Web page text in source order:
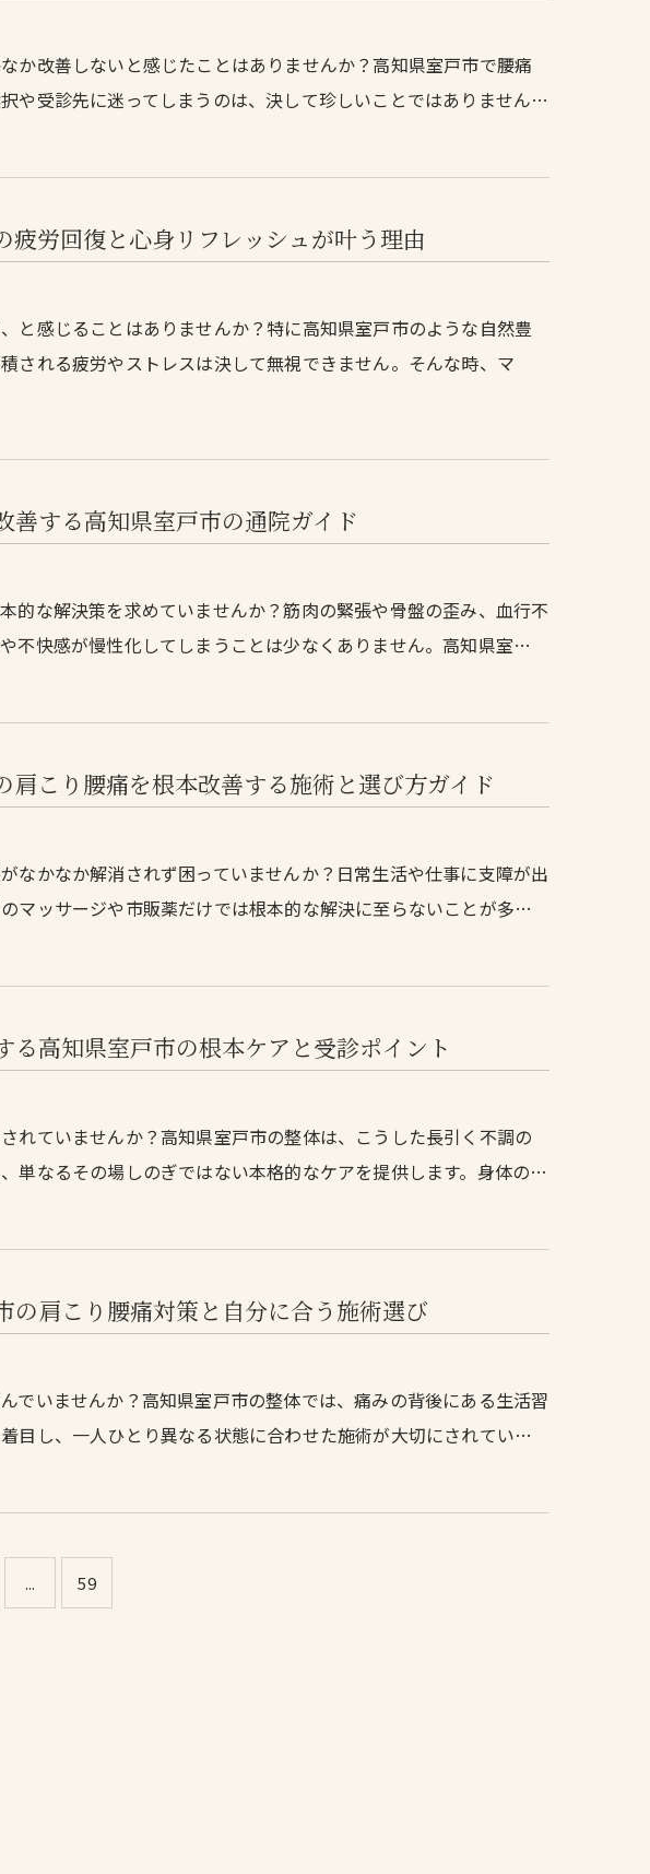
か改善しないと感じたことはありませんか？高知県室戸市で腰痛
や受診先に迷ってしまうのは、決して珍しいことではありません…
疲労回復と心身リフレッシュが叶う理由
と感じることはありませんか？特に高知県室戸市のような自然豊
される疲労やストレスは決して無視できません。そんな時、マ
善する高知県室戸市の通院ガイド
的な解決策を求めていませんか？筋肉の緊張や骨盤の歪み、血行不
不快感が慢性化してしまうことは少なくありません。高知県室…
肩こり腰痛を根本改善する施術と選び方ガイド
なかなか解消されず困っていませんか？日常生活や仕事に支障が出
マッサージや市販薬だけでは根本的な解決に至らないことが多…
る高知県室戸市の根本ケアと受診ポイント
れていませんか？高知県室戸市の整体は、こうした長引く不調の
単なるその場しのぎではない本格的なケアを提供します。身体の…
の肩こり腰痛対策と自分に合う施術選び
でいませんか？高知県室戸市の整体では、痛みの背後にある生活習
目し、一人ひとり異なる状態に合わせた施術が大切にされてい…
... 59